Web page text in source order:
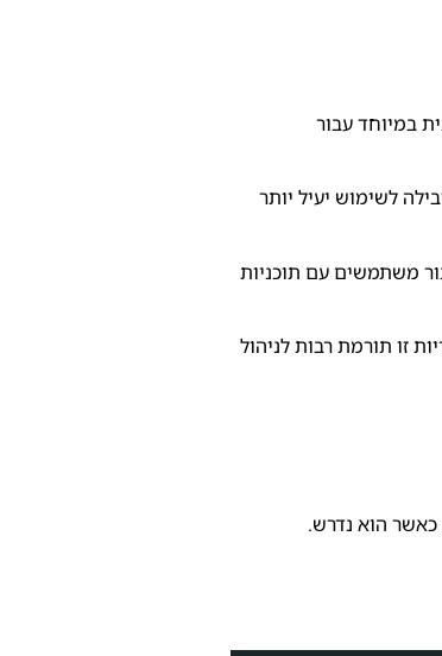
במיוחד עבור
לשימוש יעיל יותר
משתמשים עם תוכניות
זו תורמת רבות לניהול